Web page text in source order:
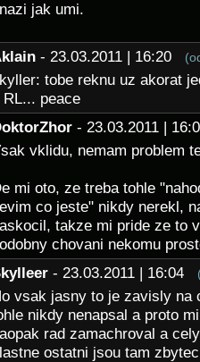
jak umi.
- 23.03.2011 | 16:20
tobe reknu uz akorat
RL... peace
- 23.03.2011 |
vklidu, nemam problem
mi oto, ze treba tohle
co jeste" nikdy nerekl,
takze mi pride ze to
chovani nekomu
- 23.03.2011 | 16:04
vsak jasny to je zavisly na
nikdy nenapsal a proto
rad zamachroval a
ostatni jsou tam